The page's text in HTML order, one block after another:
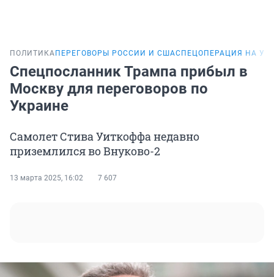
ПОЛИТИКА ПЕРЕГОВОРЫ РОССИИ И СШАСПЕЦОПЕРАЦИЯ НА
Спецпосланник Трампа прибыл в
Москву для переговоров по
Украине
Самолет Стива Уиткоффа недавно
приземлился во Внуково-2
13 марта 2025, 16:02 7 607